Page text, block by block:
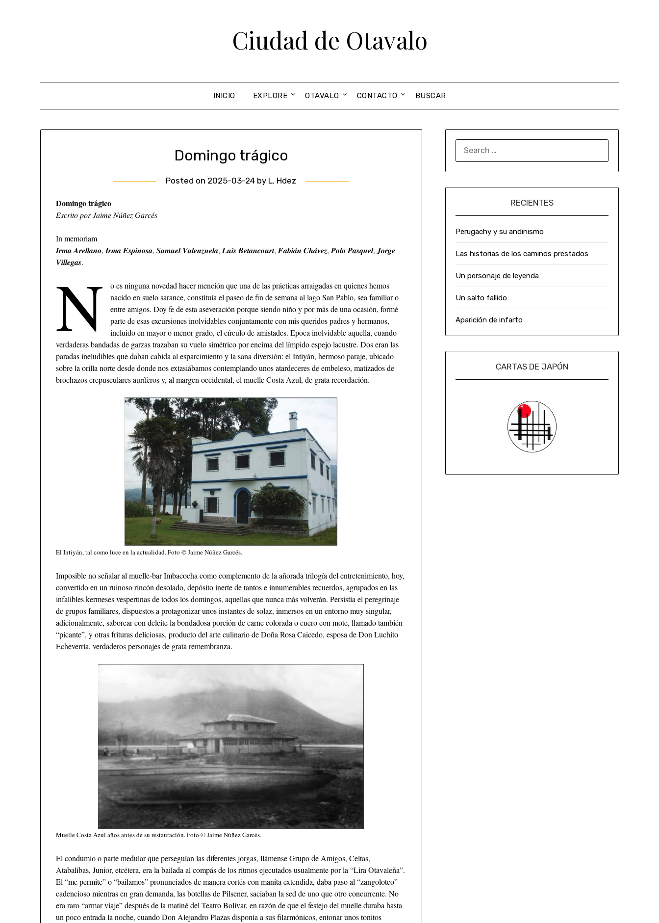
Ciudad de Otavalo
INICIO EXPLORE OTAVALO CONTACTO BUSCAR
Domingo trágico
Posted on 2025-03-24 by L. Hdez
Domingo trágico
𝐸𝑠𝑐𝑟𝑖𝑡𝑜 𝑝𝑜𝑟 𝐽𝑎𝑖𝑚𝑒 𝑁𝑢́𝑛̃𝑒𝑧 𝐺𝑎𝑟𝑐𝑒́𝑠
In memoriam
𝑰𝒓𝒎𝒂 𝑨𝒓𝒆𝒍𝒍𝒂𝒏𝒐, 𝑰𝒓𝒎𝒂 𝑬𝒔𝒑𝒊𝒏𝒐𝒔𝒂, 𝑺𝒂𝒎𝒖𝒆𝒍 𝑽𝒂𝒍𝒆𝒏𝒛𝒖𝒆𝒍𝒂, 𝑳𝒖𝒊𝒔 𝑩𝒆𝒕𝒂𝒏𝒄𝒐𝒖𝒓𝒕, 𝑭𝒂𝒃𝒊𝒂́𝒏 𝑪𝒉𝒂́𝒗𝒆𝒛, 𝑷𝒐𝒍𝒐 𝑷𝒂𝒔𝒒𝒖𝒆𝒍, 𝑱𝒐𝒓𝒈𝒆
𝑽𝒊𝒍𝒍𝒆𝒈𝒂𝒔.
N
o es ninguna novedad hacer mención que una de las prácticas arraigadas en quienes hemos
nacido en suelo sarance, constituía el paseo de fin de semana al lago San Pablo, sea familiar o
entre amigos. Doy fe de esta aseveración porque siendo niño y por más de una ocasión, formé
parte de esas excursiones inolvidables conjuntamente con mis queridos padres y hermanos,
incluido en mayor o menor grado, el círculo de amistades. Epoca inolvidable aquella, cuando
verdaderas bandadas de garzas trazaban su vuelo simétrico por encima del límpido espejo lacustre. Dos eran las
paradas ineludibles que daban cabida al esparcimiento y la sana diversión: el Intiyán, hermoso paraje, ubicado
sobre la orilla norte desde donde nos extasiábamos contemplando unos atardeceres de embeleso, matizados de
brochazos crepusculares auríferos y, al margen occidental, el muelle Costa Azul, de grata recordación.
El Intiyán, tal como luce en la actualidad. Foto © Jaime Núñez Garcés.
Imposible no señalar al muelle-bar Imbacocha como complemento de la añorada trilogía del entretenimiento, hoy,
convertido en un ruinoso rincón desolado, depósito inerte de tantos e innumerables recuerdos, agrupados en las
infalibles kermeses vespertinas de todos los domingos, aquellas que nunca más volverán. Persistía el peregrinaje
de grupos familiares, dispuestos a protagonizar unos instantes de solaz, inmersos en un entorno muy singular,
adicionalmente, saborear con deleite la bondadosa porción de carne colorada o cuero con mote, llamado también
“picante”, y otras frituras deliciosas, producto del arte culinario de Doña Rosa Caicedo, esposa de Don Luchito
Echeverría, verdaderos personajes de grata remembranza.
Muelle Costa Azul años antes de su restauración. Foto © Jaime Núñez Garcés.
El condumio o parte medular que perseguían las diferentes jorgas, llámense Grupo de Amigos, Celtas,
Atabalibas, Junior, etcétera, era la bailada al compás de los ritmos ejecutados usualmente por la “Lira Otavaleña”.
El “me permite” o “bailamos” pronunciados de manera cortés con manita extendida, daba paso al “zangoloteo”
cadencioso mientras en gran demanda, las botellas de Pilsener, saciaban la sed de uno que otro concurrente. No
era raro “armar viaje” después de la matiné del Teatro Bolívar, en razón de que el festejo del muelle duraba hasta
un poco entrada la noche, cuando Don Alejandro Plazas disponía a sus filarmónicos, entonar unos tonitos
RECIENTES
Perugachy y su andinismo
Las historias de los caminos prestados
Un personaje de leyenda
Un salto fallido
Aparición de infarto
CARTAS DE JAPÓN